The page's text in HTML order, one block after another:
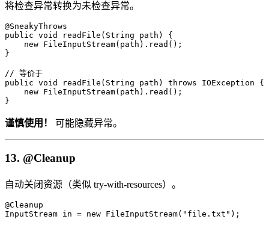
将检查异常转换为未检查异常。
@SneakyThrows
public void readFile(String path) {
new FileInputStream(path).read();
}
// 等价于
public void readFile(String path) throws IOException {
new FileInputStream(path).read();
}
谨慎使用！ 可能隐藏异常。
13. @Cleanup
自动关闭资源（类似 try-with-resources）。
@Cleanup
InputStream in = new FileInputStream("file.txt");